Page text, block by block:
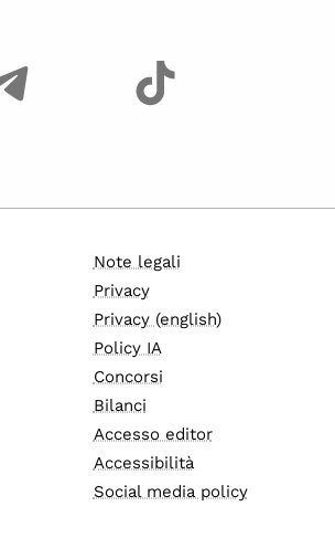
Note legali
Privacy
Privacy (english)
Policy IA
Concorsi
Bilanci
Accesso editor
Accessibilità
Social media policy